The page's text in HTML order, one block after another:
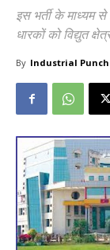
इस भर्ती के माध्यम से
धारकों को विद्युत
By Industrial Punch